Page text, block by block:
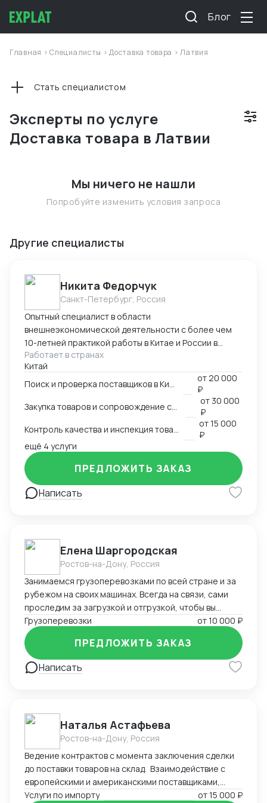
Блог
Главная >Специалисты >Доставка товара >Латвия
Эксперты по услуге
Доставка товара в Латвии
Стать специалистом
Мы ничего не нашли
Попробуйте изменить условия запроса
Другие специалисты
Никита Федорчук
Санкт-Петербург, Россия
Опытный специалист в области
внешнеэкономической деятельности с более чем
10-летней практикой работы в Китае и России в
сфере ВЭД. Знаю китайский и английский языки на
профессиональном уровне, имею глубокую
экспертизу в закупках, логистике и международных
расчетах. Организую полный цикл работы с Китаем:
поиск и проверка поставщиков, переговоры,
сопровождение контрактов, контроль качества
продукции, доставка и оплата поставщикам.
Ключевые компетенции Поиск и проверка надежных
поставщиков в Китае Ведение переговоров на
китайском и английском языках Организация
закупок и международной логистики «под ключ»
Международные платежи и финансовое
Работает в странах
Китай
от20 000
₽
от 30 000
₽
от15 000
₽
ещё 4 услуги
Написать
ПРЕДЛОЖИТЬ ЗАКАЗ
Елена Шаргородская
Ростов-на-Дону, Россия
Занимаемся грузоперевозками по всей стране и за
рубежом на своих машинах. Всегда на связи, сами
проследим за загрузкой и отгрузкой, чтобы вы
меньше переживали, будем рады сотрудничеству)
Грузоперевозки от10 000 ₽
Написать
ПРЕДЛОЖИТЬ ЗАКАЗ
Наталья Астафьева
Ростов-на-Дону, Россия
Ведение контрактов с момента заключения сделки
до поставки товаров на склад. Взаимодействие с
европейскими и американскими поставщиками,
перевозчиками. Взаимодействие с брокерами,
Услуги по импорту от15 000 ₽